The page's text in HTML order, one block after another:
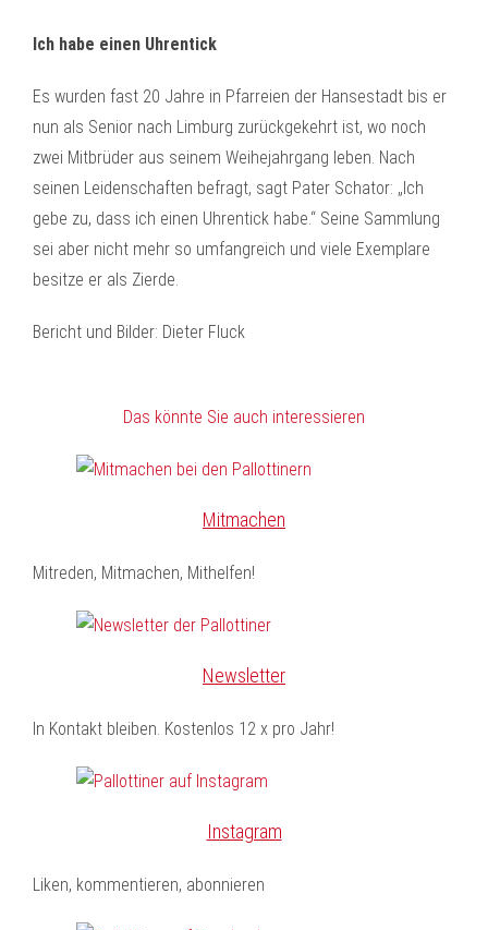
Ich habe einen Uhrentick
Es wurden fast 20 Jahre in Pfarreien der Hansestadt bis er
nun als Senior nach Limburg zurückgekehrt ist, wo noch
zwei Mitbrüder aus seinem Weihejahrgang leben. Nach
seinen Leidenschaften befragt, sagt Pater Schator: „Ich
gebe zu, dass ich einen Uhrentick habe.“ Seine Sammlung
sei aber nicht mehr so umfangreich und viele Exemplare
besitze er als Zierde.
Bericht und Bilder: Dieter Fluck
Das könnte Sie auch interessieren
Mitmachen
Mitreden, Mitmachen, Mithelfen!
Newsletter
In Kontakt bleiben. Kostenlos 12 x pro Jahr!
Instagram
Liken, kommentieren, abonnieren